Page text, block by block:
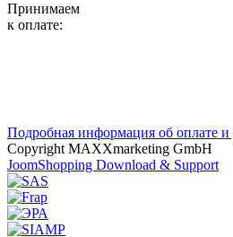
Принимаем
к оплате:
Подробная информация об оплате и
Copyright MAXXmarketing GmbH
JoomShopping Download & Support